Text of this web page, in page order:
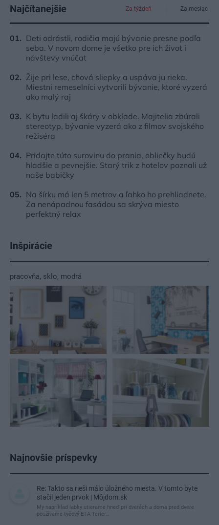
Najčítanejšie Za týždeň Za mesiac
Deti odrástli, rodičia majú bývanie presne podľa
seba. V novom dome je všetko pre ich život i
návštevy vnúčat
Žije pri lese, chová sliepky a uspáva ju rieka.
Miestni remeselníci vytvorili bývanie, ktoré vyzerá
ako malý raj
K bytu ladili aj škáry v obklade. Majitelia zbúrali
stereotyp, bývanie vyzerá ako z filmov svojského
režiséra
Pridajte túto surovinu do prania, obliečky budú
hladšie a pevnejšie. Starý trik z hotelov poznali už
naše babičky
Na šírku má len 5 metrov a ľahko ho prehliadnete.
Za nenápadnou fasádou sa skrýva miesto
perfektný relax
Inšpirácie
pracovňa, sklo, modrá
Najnovšie príspevky
Re: Takto sa rieši málo úložného miesta. V tomto byte
stačil jeden prvok | Môjdom.sk
My napríklad labky utierame hneď pri dverách a doma pred dvere
používame tyčový ETA Terier…